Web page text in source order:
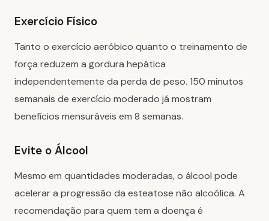
Exercício Físico
Tanto o exercício aeróbico quanto o treinamento de
força reduzem a gordura hepática
independentemente da perda de peso. 150 minutos
semanais de exercício moderado já mostram
benefícios mensuráveis em 8 semanas.
Evite o Álcool
Mesmo em quantidades moderadas, o álcool pode
acelerar a progressão da esteatose não alcoólica. A
recomendação para quem tem a doença é